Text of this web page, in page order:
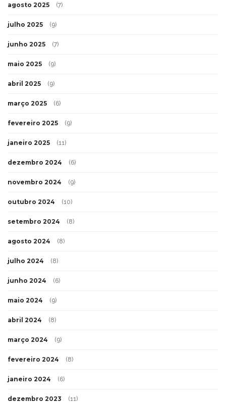
agosto 2025 (7)
julho 2025 (9)
junho 2025 (7)
maio 2025 (9)
abril 2025 (9)
março 2025 (6)
fevereiro 2025 (9)
janeiro 2025 (11)
dezembro 2024 (6)
novembro 2024 (9)
outubro 2024 (10)
setembro 2024 (8)
agosto 2024 (8)
julho 2024 (8)
junho 2024 (6)
maio 2024 (9)
abril 2024 (8)
março 2024 (9)
fevereiro 2024 (8)
janeiro 2024 (6)
dezembro 2023 (11)